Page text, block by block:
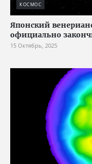
КОСМОС
Японский
официально
15 Октябрь, 2025